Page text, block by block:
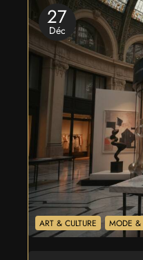
27
Déc
ART & CULTURE MODE &